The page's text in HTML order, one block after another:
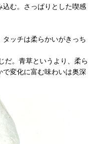
む。さっぱりとした喫感
ッチは柔らかいがきっち
だ。青草というより、柔ら
変化に富む味わいは奥深